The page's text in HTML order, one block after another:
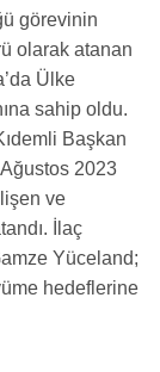
görevinin
olarak atanan
Ülke
sahip oldu.
Başkan
Ağustos 2023
ve
İlaç
Yüceland;
hedeflerine